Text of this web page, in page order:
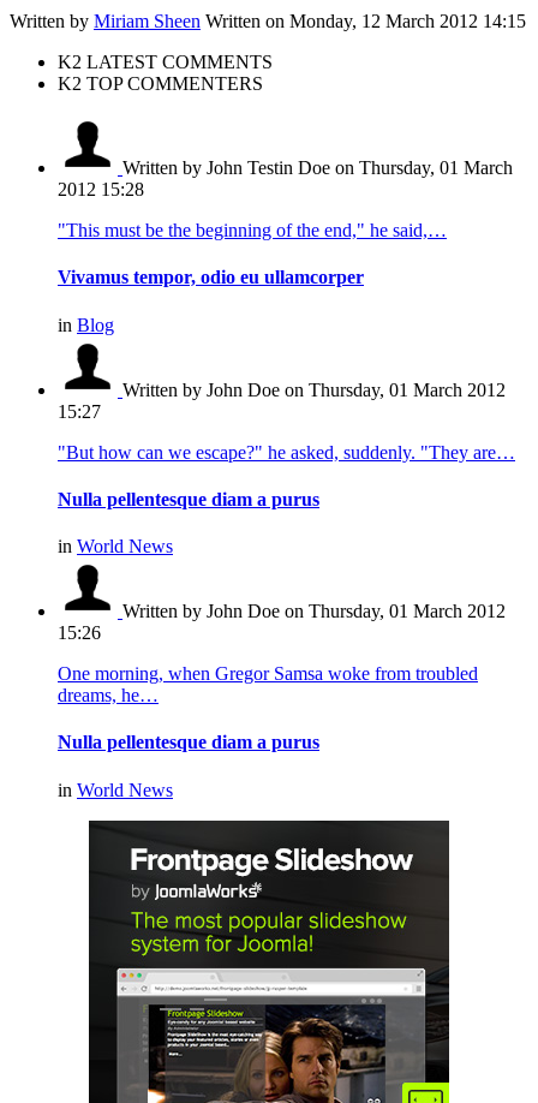
Written by Miriam Sheen Written on Monday, 12 March 2012 14:15
K2 LATEST COMMENTS
K2 TOP COMMENTERS
Written by John Testin Doe on Thursday, 01 March
2012 15:28
"This must be the beginning of the end," he said,…
Vivamus tempor, odio eu ullamcorper
in Blog
Written by John Doe on Thursday, 01 March 2012
15:27
"But how can we escape?" he asked, suddenly. "They are…
Nulla pellentesque diam a purus
in World News
Written by John Doe on Thursday, 01 March 2012
15:26
One morning, when Gregor Samsa woke from troubled
dreams, he…
Nulla pellentesque diam a purus
in World News